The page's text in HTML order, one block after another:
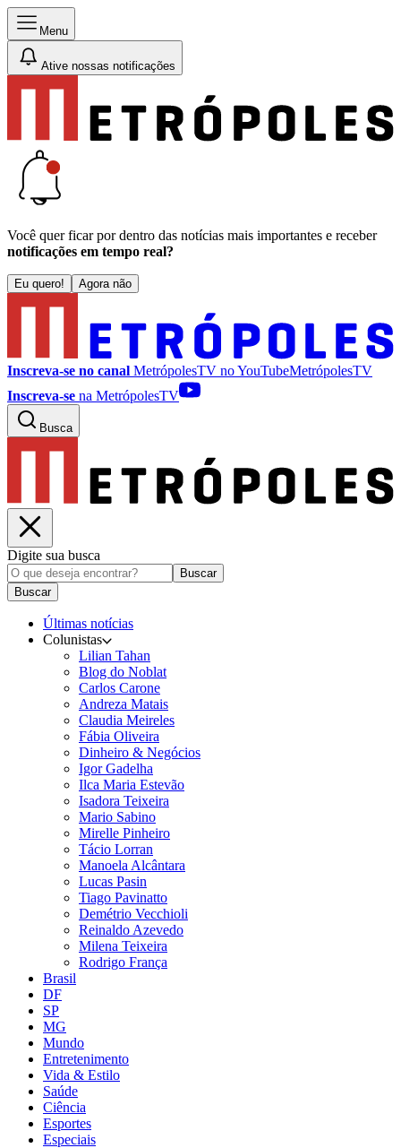
Menu
Ative nossas notificações
Você quer ficar por dentro das notícias mais importantes e receber
notificações em tempo real?
Eu quero! Agora não
Inscreva-se no canal MetrópolesTV noYouTubeMetrópolesTV
Inscreva-se na MetrópolesTV
Busca
Digite sua busca
Buscar
Buscar
Últimas notícias
Colunistas
Lilian Tahan
Blog do Noblat
Carlos Carone
Andreza Matais
Claudia Meireles
Fábia Oliveira
Dinheiro & Negócios
Igor Gadelha
Ilca Maria Estevão
Isadora Teixeira
Mario Sabino
Mirelle Pinheiro
Tácio Lorran
Manoela Alcântara
Lucas Pasin
Tiago Pavinatto
Demétrio Vecchioli
Reinaldo Azevedo
Milena Teixeira
Rodrigo França
Brasil
DF
SP
MG
Mundo
Entretenimento
Vida & Estilo
Saúde
Ciência
Esportes
Especiais